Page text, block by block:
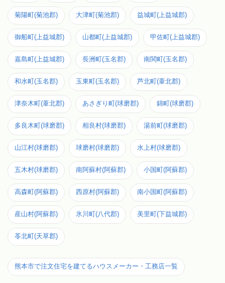
菊陽町(菊池郡) 大津町(菊池郡) 益城町(上益城郡)
御船町(上益城郡) 山都町(上益城郡) 甲佐町(上益城郡)
嘉島町(上益城郡) 長洲町(玉名郡) 南関町(玉名郡)
和水町(玉名郡) 玉東町(玉名郡) 芦北町(葦北郡)
津奈木町(葦北郡) あさぎり町(球磨郡) 錦町(球磨郡)
多良木町(球磨郡) 相良村(球磨郡) 湯前町(球磨郡)
山江村(球磨郡) 球磨村(球磨郡) 水上村(球磨郡)
五木村(球磨郡) 南阿蘇村(阿蘇郡) 小国町(阿蘇郡)
高森町(阿蘇郡) 西原村(阿蘇郡) 南小国町(阿蘇郡)
産山村(阿蘇郡) 氷川町(八代郡) 美里町(下益城郡)
苓北町(天草郡)
熊本市で注文住宅を建てるハウスメーカー・工務店一覧